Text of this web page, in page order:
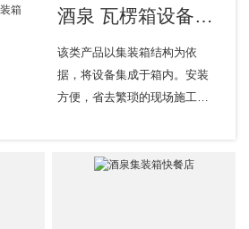
酒泉 瓦楞箱设备集装箱
该类产品以集装箱结构为依
据，将设备集成于箱内。安装
方便，省去繁琐的现场施工环